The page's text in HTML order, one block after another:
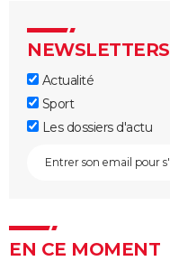
NEWSLETTERS
Actualité
Sport
Les dossiers d'actu
EN CE MOMENT